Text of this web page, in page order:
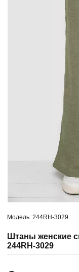
Модель: 244RH-3029
Штаны женские
244RH-3029